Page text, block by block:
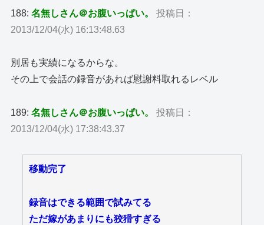
188:名無しさん＠お腹いっぱい。
投稿日：
2013/12/04(水) 16:13:48.63
別居も実績になるからな。
その上で会話の録音があれば慰謝料取れるレベル
189:名無しさん＠お腹いっぱい。
投稿日：
2013/12/04(水) 17:38:43.37
移動完了
録音はできる範囲で試みてる
ただ嫁があまりにも狡猾すぎる